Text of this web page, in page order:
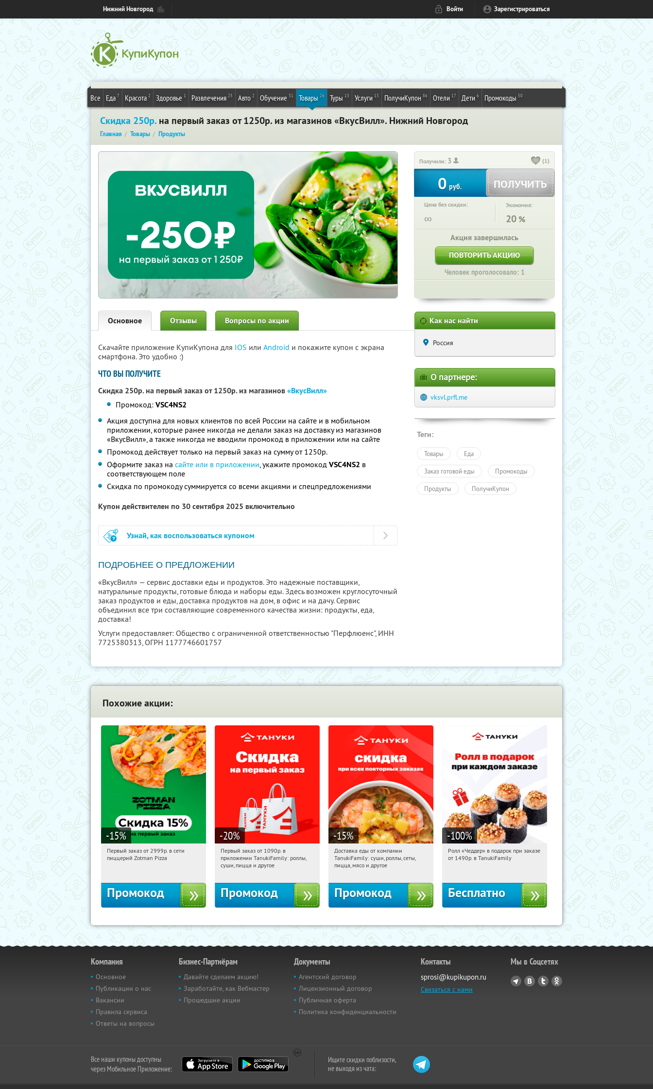
Нижний Новгород Войти Зарегистрироваться
Все Еда 7 Красота 2 Здоровье 1 Развлечения 25 Авто 2 Обучение 31 Товары 26 Туры 13 Услуги 13 ПолучиКупон 86 Отели 17 Дети 6 Промокоды 50
Скидка 250р. на первый заказ от 1250р. из магазинов «ВкусВилл». Нижний Новгород
Главная Товары Продукты
Получили: 3 (1)
0 руб. ПОЛУЧИТЬ
Цена без скидки:
∞
Экономия:
20 %
Акция завершилась
ПОВТОРИТЬ АКЦИЮ
Человек проголосовало: 1
Основное Отзывы Вопросы по акции
Скачайте приложение КупиКупона для IOS или Android и покажите купон с экрана
смартфона. Это удобно :)
ЧТО ВЫ ПОЛУЧИТЕ
Скидка 250р. на первый заказ от 1250р. из магазинов«ВкусВилл»
Промокод:VSC4NS2
Акция доступна для новых клиентов по всей России на сайте и в мобильном
приложении, которые ранее никогда не делали заказ на доставку из магазинов
«ВкусВилл», а также никогда не вводили промокод в приложении или на сайте
Промокод действует только на первый заказ на сумму от 1250р.
Оформите заказ на сайте или в приложении, укажите промокод VSC4NS2 в
соответствующем поле
Скидка по промокоду суммируется со всеми акциями и спецпредложениями
Купон действителен по 30 сентября 2025 включительно
Узнай, как воспользоваться купоном
ПОДРОБНЕЕ О ПРЕДЛОЖЕНИИ
«ВкусВилл» — сервис доставки еды и продуктов. Это надежные поставщики,
натуральные продукты, готовые блюда и наборы еды. Здесь возможен круглосуточный
заказ продуктов и еды, доставка продуктов на дом, в офис и на дачу. Сервис
объединил все три составляющие современного качества жизни: продукты, еда,
доставка!
Услуги предоставляет: Общество с ограниченной ответственностью "Перфлюенс", ИНН
7725380313, ОГРН 1177746601757
Как нас найти
Россия
О партнере:
vksvl.prfl.me
Теги:
Товары Еда
Заказ готовой еды Промокоды
Продукты ПолучиКупон
Похожие акции:
-15%
05:33:00 Получили:
Первый заказ от 2999р. в сети
пиццерий Zotman Pizza
Промокод
-20%
05:33:00 Получили:
Россия
Первый заказ от 1090р. в
приложении TanukiFamily: роллы,
суши, пицца и другое
Промокод
-15%
05:33:00 Получили:
Россия
Доставка еды от компании
TanukiFamily: суши, роллы, сеты,
пицца, мясо и другое
Промокод
-100%
05:33:00 Получили:108
Ролл «Чеддер» в подарок при заказе
от 1490р. в TanukiFamily
Бесплатно
Компания
Основное
Публикации о нас
Вакансии
Правила сервиса
Ответы на вопросы
Бизнес-Партнёрам
Давайте сделаем акцию!
Заработайте, как Вебмастер
Прошедшие акции
Документы
Агентский договор
Лицензионный договор
Публичная оферта
Политика конфиденциальности
Контакты
sprosi@kupikupon.ru
Связаться с нами
Мы в Соцсетях
Все наши купоны доступны
через Мобильное Приложение:
Ищите скидки поблизости,
не выходя из чата: